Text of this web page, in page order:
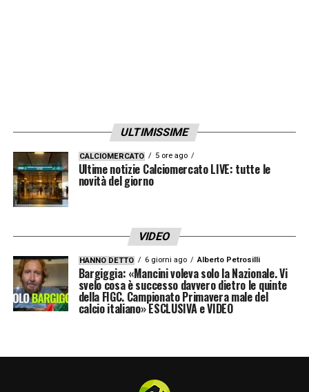
ULTIMISSIME
CALCIOMERCATO 5 ore ago
Ultime notizie Calciomercato LIVE: tutte le
novità del giorno
VIDEO
HANNO DETTO 6 giorni ago Alberto Petrosilli
Bargiggia: «Mancini voleva solo la Nazionale. Vi
svelo cosa è successo davvero dietro le quinte
della FIGC. Campionato Primavera male del
calcio italiano» ESCLUSIVA e VIDEO